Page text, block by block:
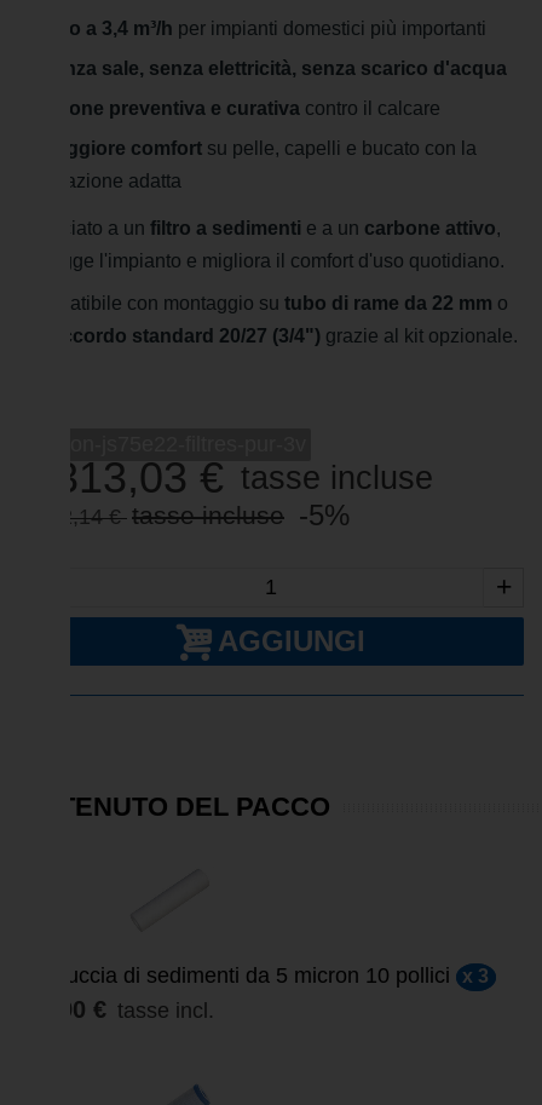
Fino a 3,4 m³/h per impianti domestici più importanti
Senza sale, senza elettricità, senza scarico d'acqua
Azione preventiva e curativa contro il calcare
Maggiore comfort su pelle, capelli e bucato con la
filtrazione adatta
Associato a un filtro a sedimenti e a un carbone attivo,
protegge l'impianto e migliora il comfort d'uso quotidiano.
Compatibile con montaggio su tubo di rame da 22 mm o
raccordo standard 20/27 (3/4") grazie al kit opzionale.
1 313,03 € tasse incluse
1 382,14 € tasse incluse -5%
+
AGGIUNGI
CONTENUTO DEL PACCO
Cartuccia di sedimenti da 5 micron 10 pollici x 3
15,90 € tasse incl.